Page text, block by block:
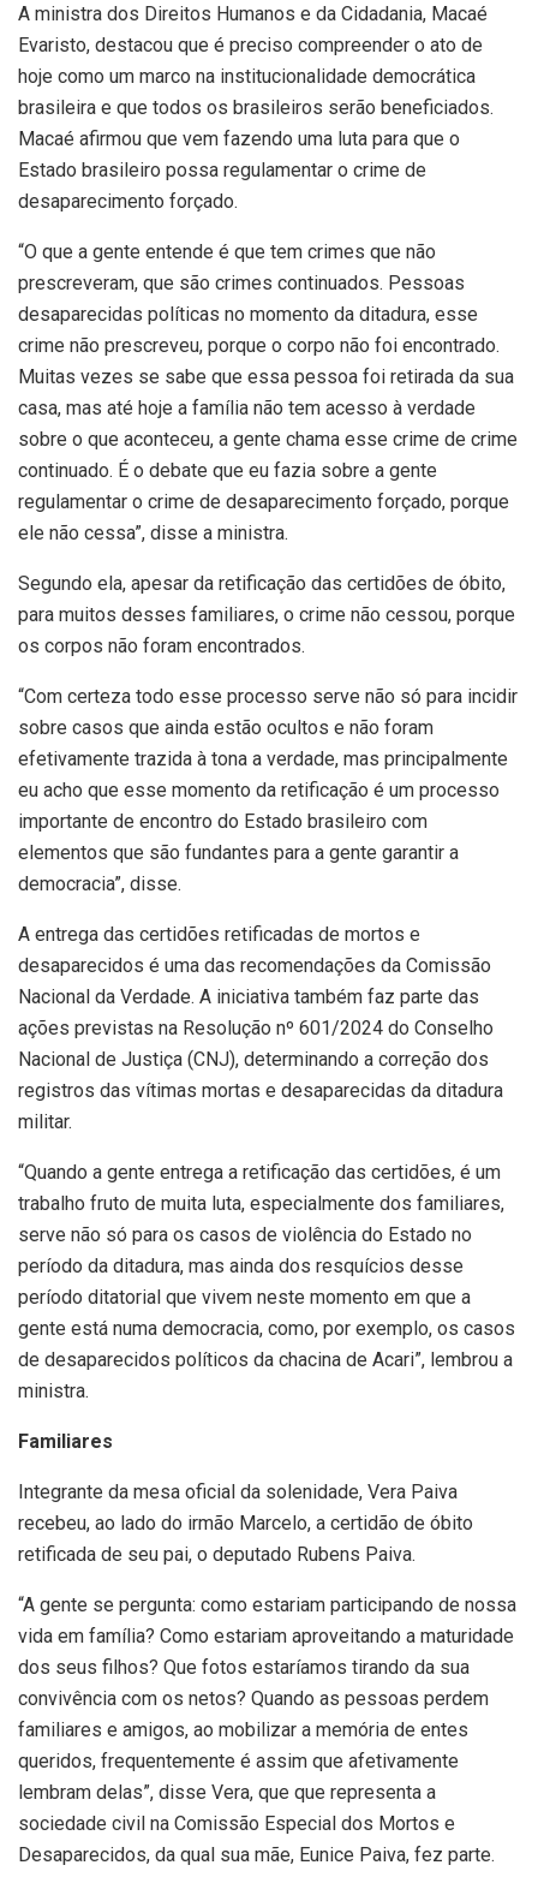
A ministra dos Direitos Humanos e da Cidadania, Macaé
Evaristo, destacou que é preciso compreender o ato de
hoje como um marco na institucionalidade democrática
brasileira e que todos os brasileiros serão beneficiados.
Macaé afirmou que vem fazendo uma luta para que o
Estado brasileiro possa regulamentar o crime de
desaparecimento forçado.
“O que a gente entende é que tem crimes que não
prescreveram, que são crimes continuados. Pessoas
desaparecidas políticas no momento da ditadura, esse
crime não prescreveu, porque o corpo não foi encontrado.
Muitas vezes se sabe que essa pessoa foi retirada da sua
casa, mas até hoje a família não tem acesso à verdade
sobre o que aconteceu, a gente chama esse crime de crime
continuado. É o debate que eu fazia sobre a gente
regulamentar o crime de desaparecimento forçado, porque
ele não cessa”, disse a ministra.
Segundo ela, apesar da retificação das certidões de óbito,
para muitos desses familiares, o crime não cessou, porque
os corpos não foram encontrados.
“Com certeza todo esse processo serve não só para incidir
sobre casos que ainda estão ocultos e não foram
efetivamente trazida à tona a verdade, mas principalmente
eu acho que esse momento da retificação é um processo
importante de encontro do Estado brasileiro com
elementos que são fundantes para a gente garantir a
democracia”, disse.
A entrega das certidões retificadas de mortos e
desaparecidos é uma das recomendações da Comissão
Nacional da Verdade. A iniciativa também faz parte das
ações previstas na Resolução nº 601/2024 do Conselho
Nacional de Justiça (CNJ), determinando a correção dos
registros das vítimas mortas e desaparecidas da ditadura
militar.
“Quando a gente entrega a retificação das certidões, é um
trabalho fruto de muita luta, especialmente dos familiares,
serve não só para os casos de violência do Estado no
período da ditadura, mas ainda dos resquícios desse
período ditatorial que vivem neste momento em que a
gente está numa democracia, como, por exemplo, os casos
de desaparecidos políticos da chacina de Acari”, lembrou a
ministra.
Familiares
Integrante da mesa oficial da solenidade, Vera Paiva
recebeu, ao lado do irmão Marcelo, a certidão de óbito
retificada de seu pai, o deputado Rubens Paiva.
“A gente se pergunta: como estariam participando de nossa
vida em família? Como estariam aproveitando a maturidade
dos seus filhos? Que fotos estaríamos tirando da sua
convivência com os netos? Quando as pessoas perdem
familiares e amigos, ao mobilizar a memória de entes
queridos, frequentemente é assim que afetivamente
lembram delas”, disse Vera, que que representa a
sociedade civil na Comissão Especial dos Mortos e
Desaparecidos, da qual sua mãe, Eunice Paiva, fez parte.